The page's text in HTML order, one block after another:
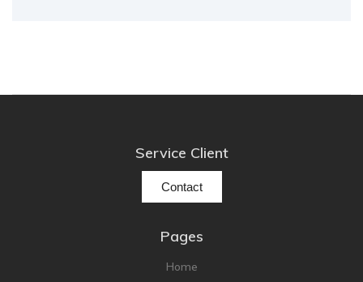
Service Client
Contact
Pages
Home